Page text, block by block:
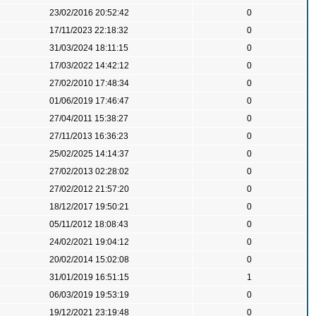
23/02/2016 20:52:42
0
17/11/2023 22:18:32
0
31/03/2024 18:11:15
0
17/03/2022 14:42:12
0
27/02/2010 17:48:34
0
01/06/2019 17:46:47
0
27/04/2011 15:38:27
0
27/11/2013 16:36:23
0
25/02/2025 14:14:37
0
27/02/2013 02:28:02
0
27/02/2012 21:57:20
0
18/12/2017 19:50:21
0
05/11/2012 18:08:43
0
24/02/2021 19:04:12
0
20/02/2014 15:02:08
0
31/01/2019 16:51:15
1
06/03/2019 19:53:19
0
19/12/2021 23:19:48
0